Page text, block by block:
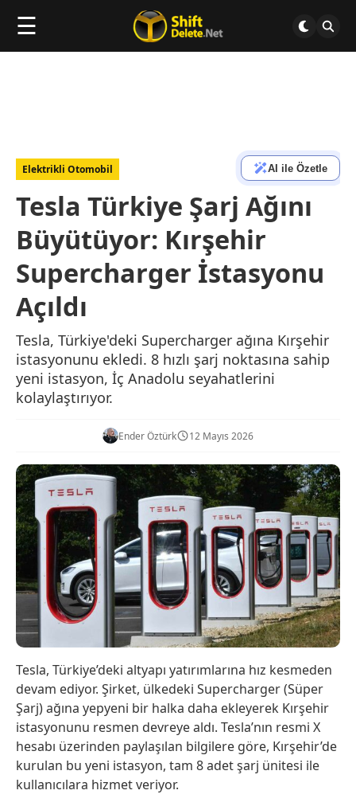
☰
Elektrikli Otomobil AI ile Özetle
Tesla Türkiye Şarj Ağını
Büyütüyor: Kırşehir
Supercharger İstasyonu
Açıldı
Tesla, Türkiye'deki Supercharger ağına Kırşehir
istasyonunu ekledi. 8 hızlı şarj noktasına sahip
yeni istasyon, İç Anadolu seyahatlerini
kolaylaştırıyor.
Ender Öztürk 12 Mayıs 2026
Tesla, Türkiye’deki altyapı yatırımlarına hız kesmeden
devam ediyor. Şirket, ülkedeki Supercharger (Süper
Şarj) ağına yepyeni bir halka daha ekleyerek Kırşehir
istasyonunu resmen devreye aldı. Tesla’nın resmi X
hesabı üzerinden paylaşılan bilgilere göre, Kırşehir’de
kurulan bu yeni istasyon, tam 8 adet şarj ünitesi ile
kullanıcılara hizmet veriyor.